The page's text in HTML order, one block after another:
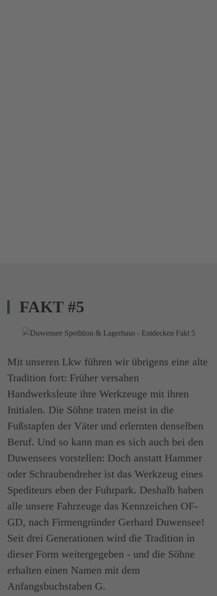
FAKT #5
Mit unseren Lkw führen wir übrigens eine alte
Tradition fort: Früher versahen
Handwerksleute ihre Werkzeuge mit ihren
Initialen. Die Söhne traten meist in die
Fußstapfen der Väter und erlernten denselben
Beruf. Und so kann man es sich auch bei den
Duwensees vorstellen: Doch anstatt Hammer
oder Schraubendreher ist das Werkzeug eines
Spediteurs eben der Fuhrpark. Deshalb haben
alle unsere Fahrzeuge das Kennzeichen OF-
GD, nach Firmengründer Gerhard Duwensee!
Seit drei Generationen wird die Tradition in
dieser Form weitergegeben - und die Söhne
erhalten einen Namen mit dem
Anfangsbuchstaben G.